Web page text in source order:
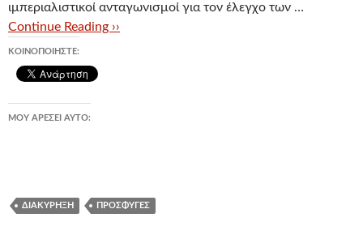
ιμπεριαλιστικοί ανταγωνισμοί για τον έλεγχο των …
Continue Reading ››
ΚΟΙΝΟΠΟΙΉΣΤΕ:
ΜΟΥ ΑΡΈΣΕΙ ΑΥΤΌ:
ΔΙΑΚΎΡΗΞΗ ΠΡΌΣΦΥΓΕΣ